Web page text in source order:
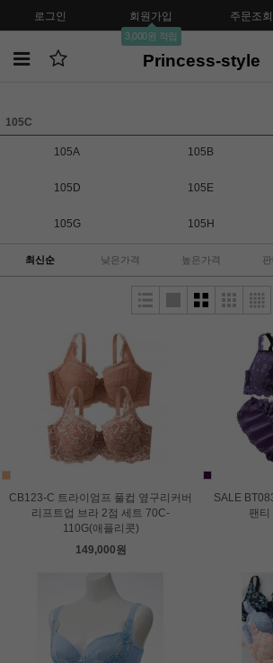
로그인 회원가입
3,000원 적립
주문조회
Princess-style
105C
105A 105B
105D 105E
105G 105H
최신순 낮은가격 높은가격
CB123-C 트라이엄프 풀컵 옆구리커버
리프트업 브라 2점 세트 70C-
110G(애플리콧)
149,000원
SALE
팬